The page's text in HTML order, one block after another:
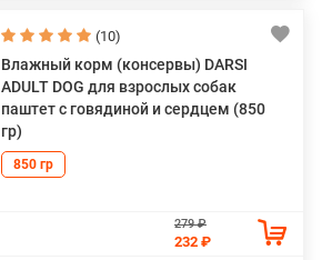
(10)
Влажный корм (консервы) DARSI
ADULT DOG для взрослых собак
паштет с говядиной и сердцем (850
гр)
850 гр
279 ₽
232 ₽